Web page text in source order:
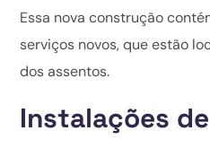
Essa nova construção
serviços novos, que estão
dos assentos.
Instalações